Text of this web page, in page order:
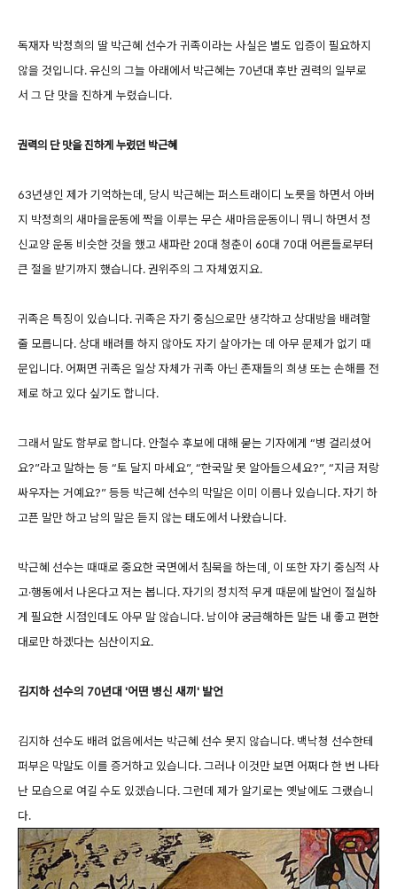
독재자 박정희의 딸 박근혜 선수가 귀족이라는 사실은 별도 입증이 필요하지
않을 것입니다. 유신의 그늘 아래에서 박근혜는 70년대 후반 권력의 일부로
서 그 단 맛을 진하게 누렸습니다.
권력의 단 맛을 진하게 누렸던 박근혜
63년생인 제가 기억하는데, 당시 박근혜는 퍼스트래이디 노릇을 하면서 아버
지 박정희의 새마을운동에 짝을 이루는 무슨 새마음운동이니 뭐니 하면서 정
신교양 운동 비슷한 것을 했고 새파란 20대 청춘이 60대 70대 어른들로부터
큰 절을 받기까지 했습니다. 권위주의 그 자체였지요.
귀족은 특징이 있습니다. 귀족은 자기 중심으로만 생각하고 상대방을 배려할
줄 모릅니다. 상대 배려를 하지 않아도 자기 살아가는 데 아무 문제가 없기 때
문입니다. 어쩌면 귀족은 일상 자체가 귀족 아닌 존재들의 희생 또는 손해를 전
제로 하고 있다 싶기도 합니다.
그래서 말도 함부로 합니다. 안철수 후보에 대해 묻는 기자에게 “병 걸리셨어
요?”라고 말하는 등 “토 달지 마세요”, “한국말 못 알아들으세요?”, “지금 저랑
싸우자는 거예요?” 등등 박근혜 선수의 막말은 이미 이름나 있습니다. 자기 하
고픈 말만 하고 남의 말은 듣지 않는 태도에서 나왔습니다.
박근혜 선수는 때때로 중요한 국면에서 침묵을 하는데, 이 또한 자기 중심적 사
고·행동에서 나온다고 저는 봅니다. 자기의 정치적 무게 때문에 발언이 절실하
게 필요한 시점인데도 아무 말 않습니다. 남이야 궁금해하든 말든 내 좋고 편한
대로만 하겠다는 심산이지요.
김지하 선수의 70년대 '어떤 병신 새끼' 발언
김지하 선수도 배려 없음에서는 박근혜 선수 못지 않습니다. 백낙청 선수한테
퍼부은 막말도 이를 증거하고 있습니다. 그러나 이것만 보면 어쩌다 한 번 나타
난 모습으로 여길 수도 있겠습니다. 그런데 제가 알기로는 옛날에도 그랬습니
다.